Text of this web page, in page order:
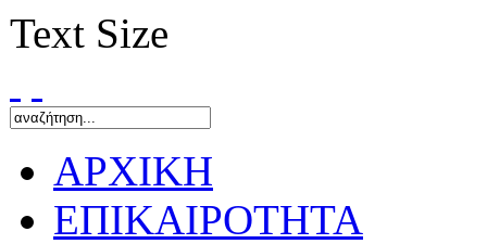
Text Size
ΑΡΧΙΚΗ
ΕΠΙΚΑΙΡΟΤΗΤΑ